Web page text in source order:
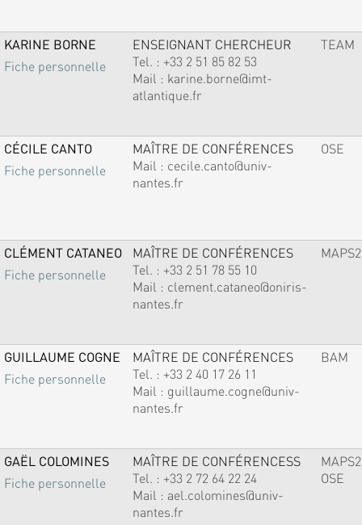
KARINE BORNE
Fiche personnelle
ENSEIGNANT CHERCHEUR
Tel. : +33 2 51 85 82 53
Mail : karine.borne@imt-
atlantique.fr
TEAM
CÉCILE CANTO
Fiche personnelle
MAÎTRE DE CONFÉRENCES
Mail : cecile.canto@univ-
nantes.fr
OSE
CLÉMENT CATANEO
Fiche personnelle
MAÎTRE DE CONFÉRENCES
Tel. : +33 2 51 78 55 10
Mail : clement.cataneo@oniris-
nantes.fr
MAPS2
GUILLAUME COGNE
Fiche personnelle
MAÎTRE DE CONFÉRENCES
Tel. : +33 2 40 17 26 11
Mail : guillaume.cogne@univ-
nantes.fr
BAM
GAËL COLOMINES
Fiche personnelle
MAÎTRE DE CONFÉRENCESS
Tel. : +33 2 72 64 22 24
Mail : ael.colomines@univ-
nantes.fr
MAPS2
OSE